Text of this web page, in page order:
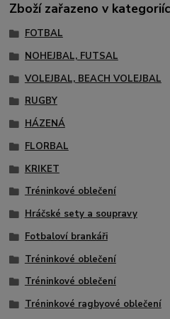
Zboží zařazeno v
FOTBAL
NOHEJBAL, FUTSAL
VOLEJBAL, BEACH VOLEJBAL
RUGBY
HÁZENÁ
FLORBAL
KRIKET
Tréninkové oblečení
Hráčské sety a soupravy
Fotbaloví brankáři
Tréninkové oblečení
Tréninkové oblečení
Tréninkové ragbyové oblečení